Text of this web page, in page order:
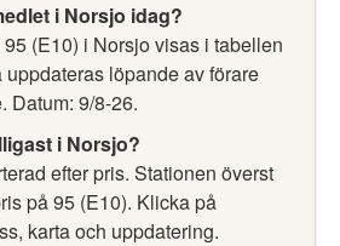
i Norsjo idag?
(E10) i Norsjo visas i tabellen
löpande av förare
Datum: 9/8-26.
i Norsjo?
efter pris. Stationen överst
på 95 (E10). Klicka på
karta och uppdatering.